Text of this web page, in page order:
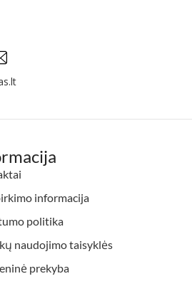
informacija
politika
naudojimo taisyklės
prekyba